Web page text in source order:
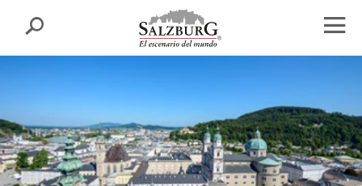
sr.skipnav.Zum
Inhalt
springen
sr.skipnav.Zum
Hauptmenü
springen
sr.skipnav.Zu
den
Kontaktinformationen
busca